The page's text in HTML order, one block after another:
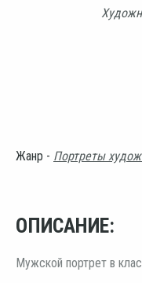
Жанр - Портреты
ОПИСАНИЕ:
Мужской портрет в